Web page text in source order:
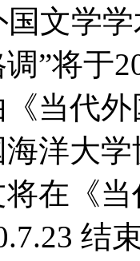
国文学
”将于
当代
洋大
在《
结